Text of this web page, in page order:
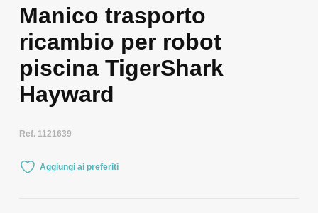
Manico trasporto
ricambio per robot
piscina TigerShark
Hayward
Ref. 1121639
Aggiungi ai preferiti